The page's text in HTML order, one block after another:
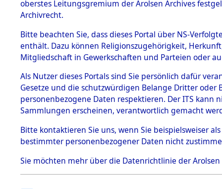
BESTÄNDE
1.
mente
5. Verschiedenes
5.3
Todesmärsche
5.3.1 Alliierte
Erhebungen
zu
Todesmärsch
en
5.3.2
KZ
anderen
1944 bis
0001
oberstes Leitungsgremium der Arolsen Archives
Archivrecht.
Bitte beachten Sie, dass dieses Portal über NS-
enthält. Dazu können Religionszugehörigkeit,
Mitgliedschaft in Gewerkschaften und Parteien oder
Als Nutzer dieses Portals sind Sie persönlich dafür
Gesetze und die schutzwürdigen Belange Dritter
personenbezogene Daten respektieren. Der ITS
Sammlungen erscheinen, verantwortlich gemacht
Bitte kontaktieren Sie uns, wenn Sie beispielsweiser
bestimmter personenbezogener Daten nicht
Sie möchten mehr über die Datenrichtlinie der Arolsen